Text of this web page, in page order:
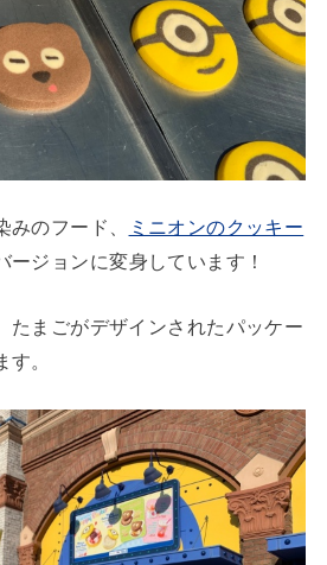
みのフード、
ミニオンのクッキー
ージョンに変身しています！
たまごがデザインされたパッケー
。